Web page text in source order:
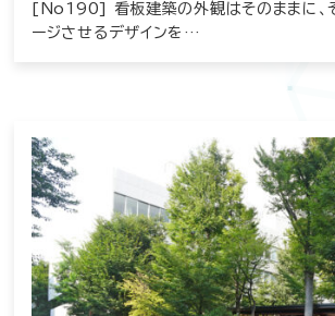
[No190] 看板建築の外観はそのままに、
ージさせるデザインを…